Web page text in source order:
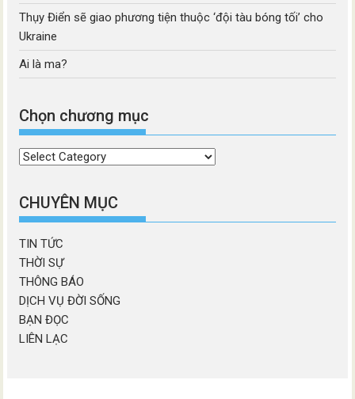
Thụy Điển sẽ giao phương tiện thuộc ‘đội tàu bóng tối’ cho
Ukraine
Ai là ma?
Chọn chương mục
Chọn
mục
CHUYÊN MỤC
TIN TỨC
THỜI SỰ
THÔNG BÁO
DỊCH VỤ ĐỜI SỐNG
BẠN ĐỌC
LIÊN LẠC